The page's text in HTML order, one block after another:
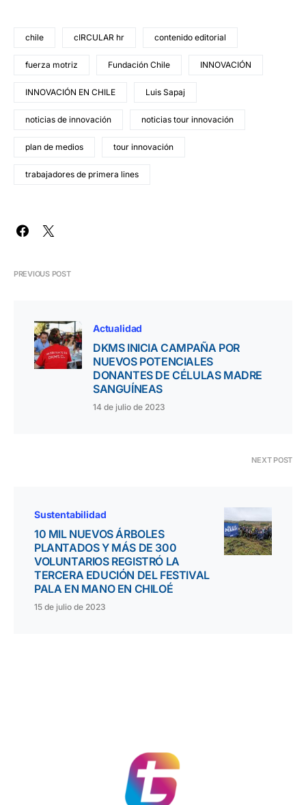
chile cIRCULAR hr contenido editorial
fuerza motriz Fundación Chile INNOVACIÓN
INNOVACIÓN EN CHILE Luis Sapaj
noticias de innovación noticias tour innovación
plan de medios tour innovación
trabajadores de primera lines
PREVIOUS POST
Actualidad
DKMS INICIA CAMPAÑA POR
NUEVOS POTENCIALES
DONANTES DE CÉLULAS MADRE
SANGUÍNEAS
14 de julio de 2023
NEXT POST
Sustentabilidad
10 MIL NUEVOS ÁRBOLES
PLANTADOS Y MÁS DE 300
VOLUNTARIOS REGISTRÓ LA
TERCERA EDUCIÓN DEL FESTIVAL
PALA EN MANO EN CHILOÉ
15 de julio de 2023